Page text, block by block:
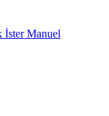
İster Manuel